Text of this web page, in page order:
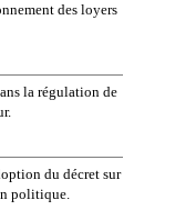
des loyers
la régulation de
du décret sur
politique.